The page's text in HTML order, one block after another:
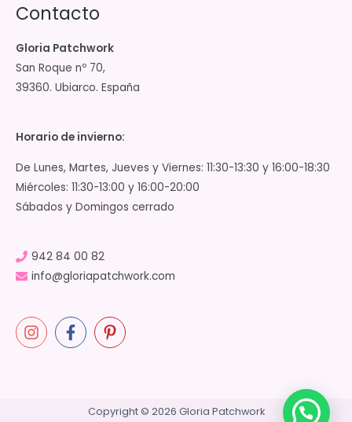
Contacto
Gloria Patchwork
San Roque nº 70,
39360. Ubiarco. España
Horario de invierno:
De Lunes, Martes, Jueves y Viernes: 11:30-13:30 y 16:00-18:30
Miércoles: 11:30-13:00 y 16:00-20:00
Sábados y Domingos cerrado
942 84 00 82
info@gloriapatchwork.com
Copyright © 2026 Gloria Patchwork